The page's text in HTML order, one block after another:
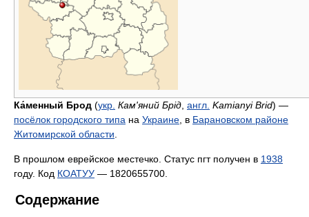
Ка́менный Брод (укр. Кам'яний Брід англ. Kamianyi Brid) —
посёлок городского типа на Украине , в Барановском районе
Житомирской области
В прошлом еврейское местечко. Статус пгт получен в 1938
году. Код КОАТУУ — 1820655700.
Содержание